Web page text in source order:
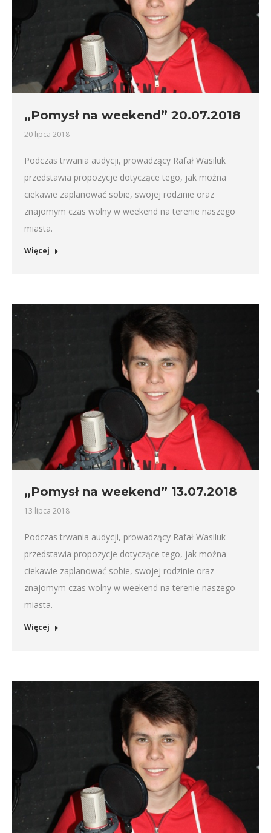
„Pomysł na weekend” 20.07.2018
20 lipca 2018
Podczas trwania audycji, prowadzący Rafał Wasiluk
przedstawia propozycje dotyczące tego, jak można
ciekawie zaplanować sobie, swojej rodzinie oraz
znajomym czas wolny w weekend na terenie naszego
miasta.
Więcej
„Pomysł na weekend” 13.07.2018
13 lipca 2018
Podczas trwania audycji, prowadzący Rafał Wasiluk
przedstawia propozycje dotyczące tego, jak można
ciekawie zaplanować sobie, swojej rodzinie oraz
znajomym czas wolny w weekend na terenie naszego
miasta.
Więcej